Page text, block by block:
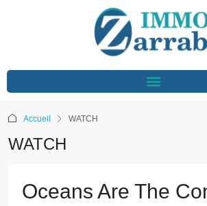
Accueil WATCH
WATCH
Oceans Are The